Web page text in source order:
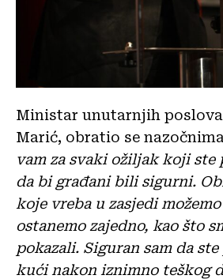
Ministar unutarnjih
Marić, obratio se
vam za svaki ožiljak koji ste
da bi građani bili sigurni.
koje vreba u zasjedi
ostanemo zajedno, kao što
pokazali. Siguran sam da
kući nakon iznimno teškog